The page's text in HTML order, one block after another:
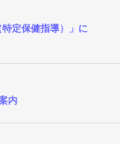
定保健指導）」に
内